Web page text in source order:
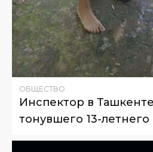
ОБЩЕСТВО
Инспектор в
тонувшего 13-летнего